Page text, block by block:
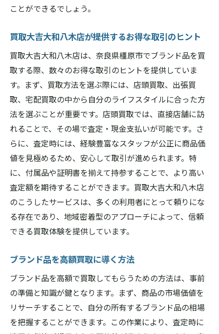
信頼できるスタッフが提供する安心感
買取初心者でも安心のサポート体制
奈良県橿原市でのブランド買取で心から満足で
きる理由
満足度の高い買取サービスの秘密
お客様の声に応える対応力
地域の特性を活かしたユニークなサービス
お客様第一の買取体験
信頼と満足が築くリピート率
奈良県橿原市特有の満足感の理由
買取大吉大和八木店でブランド品の価値を最大
限に高める方法
買取直前にできるブランド品のケア
価値を高めるためのブランド品保管法
奈良県橿原市での価値最大化の秘策
買取大吉大和八木店の価値向上サポート
地域のニーズに応える奈良県橿原市の買取サー
ことができるでしょう。
買取大吉大和八木店が提供するお得な取引のヒント
買取大吉大和八木店は、奈良県橿原市でブランド品を買
取する際、数々のお得な取引のヒントを提供していま
す。まず、買取方法を選ぶ際には、店頭買取、出張買
取、宅配買取の中から自分のライフスタイルに合った方
法を選ぶことが重要です。店頭買取では、直接店舗に訪
れることで、その場で査定・現金支払いが可能です。さ
らに、査定時には、経験豊富なスタッフが公正に商品価
値を見極めるため、安心して取引が進められます。特
に、付属品や証明書を揃えて持参することで、より高い
査定額を期待することができます。買取大吉大和八木店
のこうしたサービスは、多くの利用者にとって頼りにな
る存在であり、地域密着型のアプローチによって、信頼
できる買取体験を提供しています。
ブランド品を高額買取に導く方法
ブランド品を高額で買取してもらうための方法は、事前
の準備と知識が鍵となります。まず、商品の市場価値を
リサーチすることで、自分の所有するブランド品の相場
を把握することができます。この作業により、査定時に